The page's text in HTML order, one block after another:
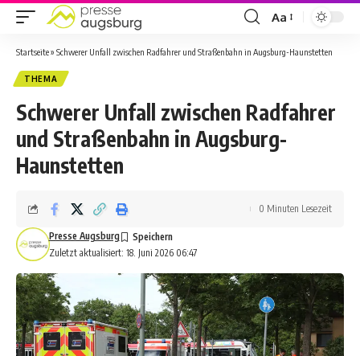
Aa
Startseite» Schwerer Unfall zwischen Radfahrer und Straßenbahn in Augsburg-Haunstetten
THEMA
Schwerer Unfall zwischen Radfahrer
und Straßenbahn in Augsburg-
Haunstetten
Zuletzt aktualisiert: 18. Juni 2026 06:47
Presse Augsburg
0 Minuten Lesezeit